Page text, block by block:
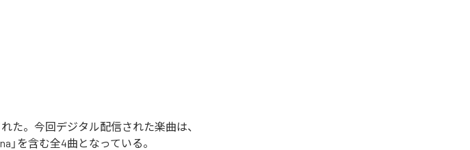
れた。今回デジタル配信された楽曲は、
」を含む全4曲となっている。